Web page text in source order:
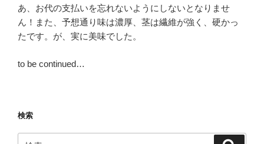
あ、お代の支払いを忘れないようにしないとなりませ
ん！また、予想通り味は濃厚、茎は繊維が強く、硬かっ
たです。が、実に美味でした。
to be continued…
検索